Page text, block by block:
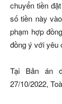
chuyển tiền
số tiền này
phạm hợp
đồng ý với yêu
Tại Bản án
27/10/2022,